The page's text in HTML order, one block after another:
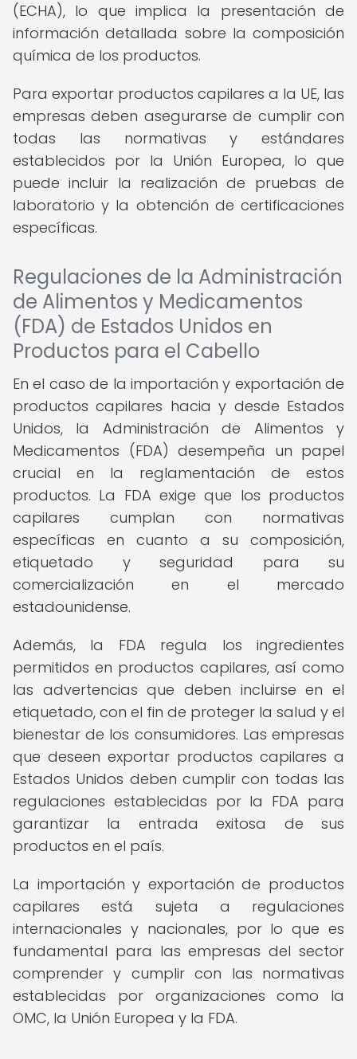
(ECHA), lo que implica la presentación de
información detallada sobre la composición
química de los productos.
Para exportar productos capilares a la UE, las
empresas deben asegurarse de cumplir con
todas las normativas y estándares
establecidos por la Unión Europea, lo que
puede incluir la realización de pruebas de
laboratorio y la obtención de certificaciones
específicas.
Regulaciones de la Administración
de Alimentos y Medicamentos
(FDA) de Estados Unidos en
Productos para el Cabello
En el caso de la importación y exportación de
productos capilares hacia y desde Estados
Unidos, la Administración de Alimentos y
Medicamentos (FDA) desempeña un papel
crucial en la reglamentación de estos
productos. La FDA exige que los productos
capilares cumplan con normativas
específicas en cuanto a su composición,
etiquetado y seguridad para su
comercialización en el mercado
estadounidense.
Además, la FDA regula los ingredientes
permitidos en productos capilares, así como
las advertencias que deben incluirse en el
etiquetado, con el fin de proteger la salud y el
bienestar de los consumidores. Las empresas
que deseen exportar productos capilares a
Estados Unidos deben cumplir con todas las
regulaciones establecidas por la FDA para
garantizar la entrada exitosa de sus
productos en el país.
La importación y exportación de productos
capilares está sujeta a regulaciones
internacionales y nacionales, por lo que es
fundamental para las empresas del sector
comprender y cumplir con las normativas
establecidas por organizaciones como la
OMC, la Unión Europea y la FDA.